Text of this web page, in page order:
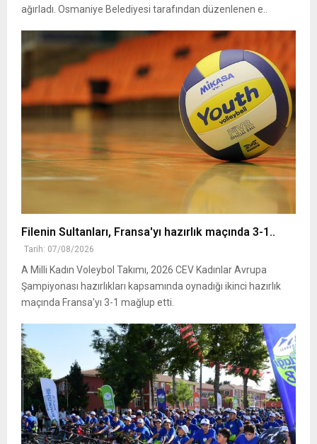
ağırladı. Osmaniye Belediyesi tarafından düzenlenen e..
Filenin Sultanları, Fransa'yı hazırlık maçında 3-1..
Tarih: 07/08/2026
A Milli Kadın Voleybol Takımı, 2026 CEV Kadınlar Avrupa
Şampiyonası hazırlıkları kapsamında oynadığı ikinci hazırlık
maçında Fransa'yı 3-1 mağlup etti.